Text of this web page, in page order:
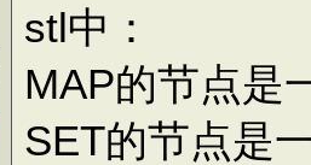
stl中：
MAP的节点
SET的节点是